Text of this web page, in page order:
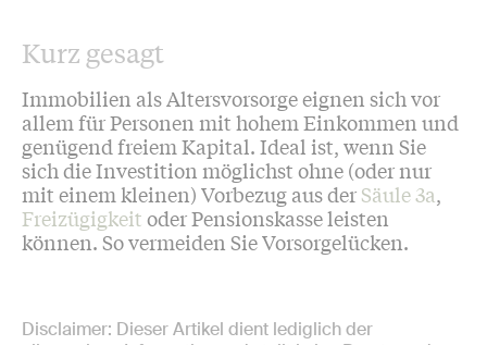
Kurz gesagt
Immobilien als Altersvorsorge eignen sich vor
allem für Personen mit hohem Einkommen und
genügend freiem Kapital. Ideal ist, wenn Sie
sich die Investition möglichst ohne (oder nur
mit einem kleinen) Vorbezug aus derSäule 3a,
Freizügigkeitoder Pensionskasse leisten
können. So vermeiden Sie Vorsorgelücken.
Disclaimer: Dieser Artikel dient lediglich der